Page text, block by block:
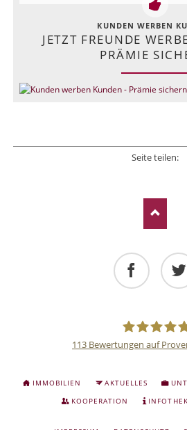
KUNDEN WERBEN
JETZT FREUNDE
PRÄMIE
Seite teilen:
Anlage
113 Bewertungen auf
NAVIGATION
ÜBERSPRINGEN
IMMOBILIEN AKTUELLES
KOOPERATION
INFOTHEK
NAVIGATION